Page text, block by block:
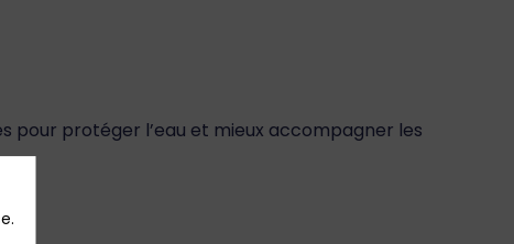
pour protéger l’eau et mieux accompagner les